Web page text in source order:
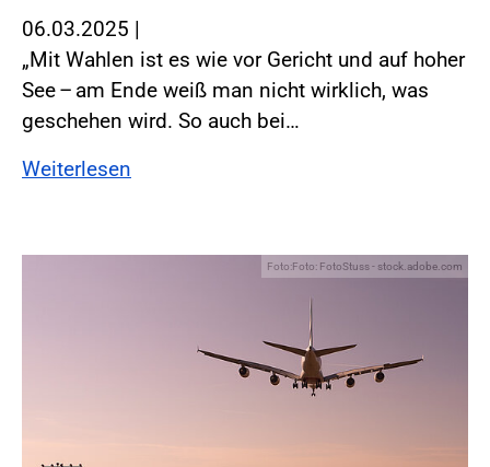
06.03.2025 |
„Mit Wahlen ist es wie vor Gericht und auf hoher
See – am Ende weiß man nicht wirklich, was
geschehen wird. So auch bei…
Weiterlesen
Foto:Foto: FotoStuss - stock.adobe.com